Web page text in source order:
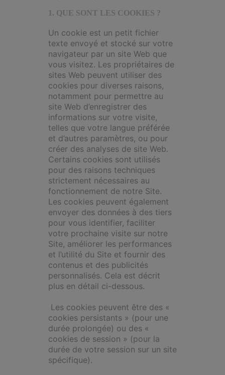
1. QUE SONT LES COOKIES ?
Un cookie est un petit fichier
texte envoyé et stocké sur votre
navigateur par un site Web que
vous visitez. Les propriétaires de
sites Web peuvent utiliser des
cookies pour diverses raisons,
notamment pour permettre au
site Web d’enregistrer des
informations sur votre visite,
telles que votre langue préférée
et d’autres paramètres, ou pour
créer des analyses de site Web.
Certains cookies sont utilisés
pour des raisons techniques
strictement nécessaires au
fonctionnement de notre Site.
Les cookies peuvent également
envoyer des données à des tiers
pour vous identifier, faciliter
votre prochaine visite sur notre
Site, améliorer les performances
et l’utilité du Site et fournir des
contenus et des publicités
personnalisés. Cela est décrit
plus en détail ci-dessous.
Les cookies peuvent être des «
cookies persistants » (pour une
durée prolongée) ou des «
cookies de session » (pour la
durée de votre session sur un site
spécifique).